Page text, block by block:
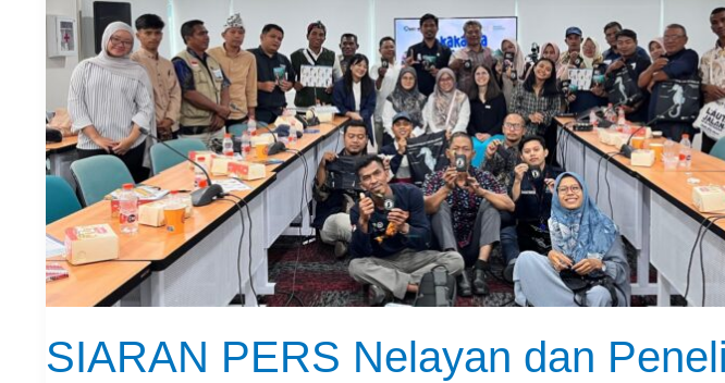
SIARAN PERS Nelayan dan
Peneliti
Bersinergi
Demi
Keberlanjutan
Kuda
Laut
dan
Ekosistem
Pesisir
Indonesia